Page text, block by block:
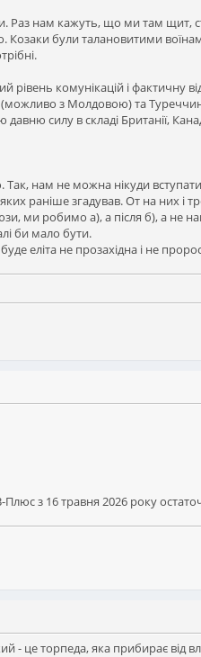
Раз нам кажуть, що ми там щит,
Козаки були талановитими
комунікацій і фактичну
з Молдовою) та
силу в складі Британії,
нам не можна нікуди
раніше згадував. От на них і
ми робимо а), а після б), а не
би мало бути.
еліта не прозахідна і не
з 16 травня 2026 року
- це торпеда, яка прибирає від